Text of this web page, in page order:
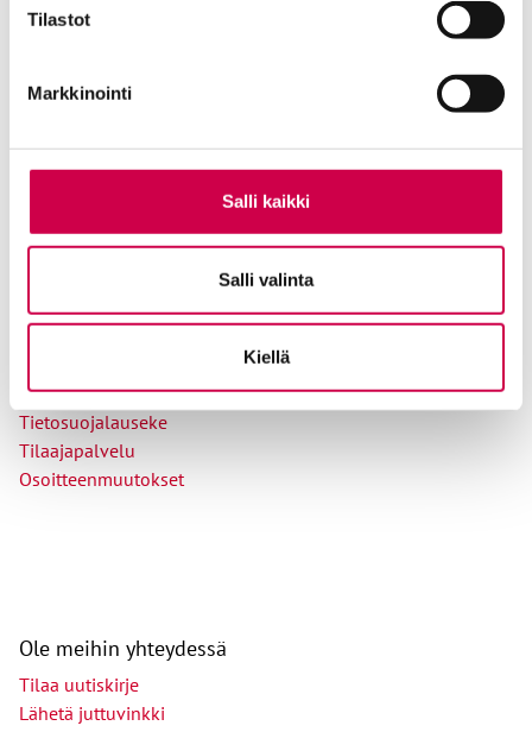
Tilastot
Markkinointi
Salli kaikki
Salli valinta
Kiellä
Yhteystiedot
Postiosoite
PL 48, 08101 LOHJA
Tilausehdot
Tietosuojalauseke
Tilaajapalvelu
Osoitteenmuutokset
Ole meihin yhteydessä
Tilaa uutiskirje
Lähetä juttuvinkki